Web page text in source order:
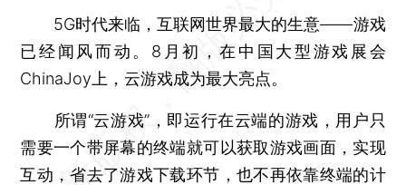
5G时代来临，互联网世界最大的生意——游戏
已经闻风而动。8月初，在中国大型游戏展会
ChinaJoy上，云游戏成为最大亮点。
所谓“云游戏”，即运行在云端的游戏，用户只
需要一个带屏幕的终端就可以获取游戏画面，实现
互动，省去了游戏下载环节，也不再依靠终端的计